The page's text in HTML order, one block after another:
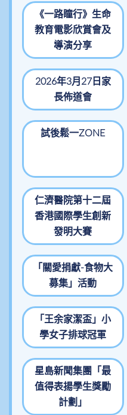
《一路瞳行》生命
教育電影欣賞會及
導演分享
2026年3月27日家
長佈道會
試後鬆一ZONE
仁濟醫院第十二屆
香港國際學生創新
發明大賽
「關愛捐獻-食物大
募集」活動
「王余家潔盃」小
學女子排球冠軍
星島新聞集團「最
值得表揚學生獎勵
計劃」